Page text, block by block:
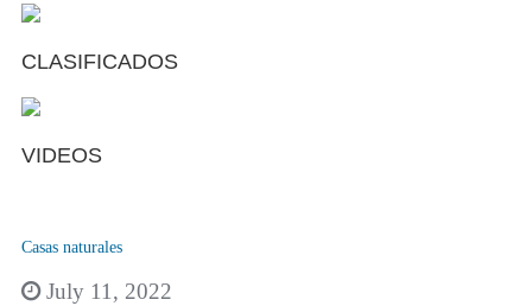
CLASIFICADOS
VIDEOS
Casas naturales
July 11, 2022